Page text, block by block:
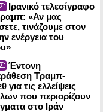
Ιρανικό τελεσίγραφο
«Αν μας
τινάζουμε στον
ενέργεια του
Έντονη
Τραμπ-
για τις ελλείψεις
που περιορίζουν
στο Ιράν